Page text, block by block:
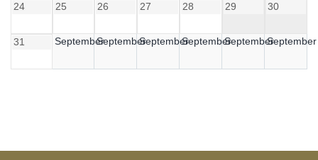
24 25 26 27 28 29 30
31 SeptemberSeptemberSeptemberSeptemberSeptemberSeptember